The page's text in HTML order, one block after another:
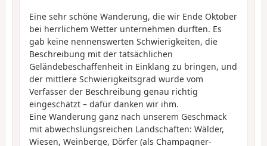
Eine sehr schöne Wanderung, die wir Ende Oktober
bei herrlichem Wetter unternehmen durften. Es
gab keine nennenswerten Schwierigkeiten, die
Beschreibung mit der tatsächlichen
Geländebeschaffenheit in Einklang zu bringen, und
der mittlere Schwierigkeitsgrad wurde vom
Verfasser der Beschreibung genau richtig
eingeschätzt – dafür danken wir ihm.
Eine Wanderung ganz nach unserem Geschmack
mit abwechslungsreichen Landschaften: Wälder,
Wiesen, Weinberge, Dörfer (als Champagner-